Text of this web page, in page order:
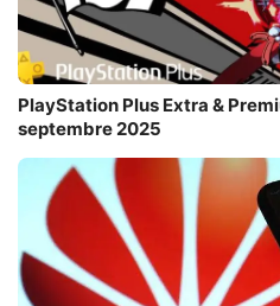
PlayStation Plus Extra &
septembre 2025